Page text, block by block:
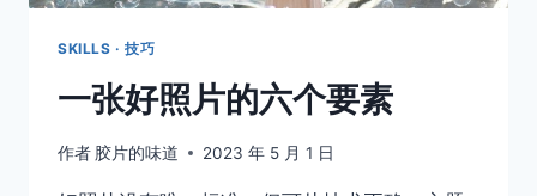
诉
SKILLS · 技巧
一张好照片的六个要素
作者 胶片的味道 2023 年 5 月 1 日
取消 搜索